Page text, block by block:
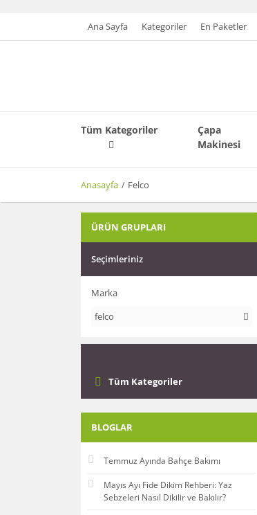
Ana Sayfa Kategoriler En Paketler
Tüm Kategoriler
Çapa
Makinesi
Anasayfa Felco
ÜRÜN GRUPLARI
Seçimleriniz
Marka
felco
Tüm Kategoriler
BLOGLAR
Temmuz Ayında Bahçe Bakımı
Mayıs Ayı Fide Dikim Rehberi: Yaz
Sebzeleri Nasıl Dikilir ve Bakılır?